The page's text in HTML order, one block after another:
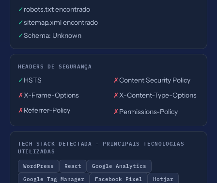
✓ robots.txt encontrado
✓sitemap.xml encontrado
✓Schema: Unknown
HEADERS DE SEGURANÇA
✓ HSTS ✗Content Security Policy
✗X-Frame-Options ✗X-Content-Type-Options
✗Referrer-Policy ✗Permissions-Policy
TECH STACK DETECTADA - PRINCIPAIS TECNOLOGIAS
UTILIZADAS
WordPress React
Google Analytics
Google Tag Manager
Facebook Pixel Hotjar